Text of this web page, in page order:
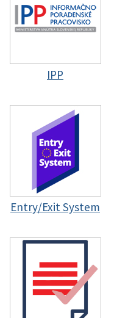
IPP
Entry/Exit System